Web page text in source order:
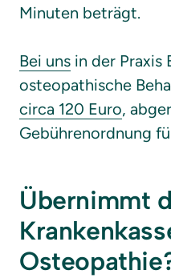
Minuten beträgt.
Bei uns in der Praxis
circa 120 Euro,
Gebührenordnung
Übernimmt